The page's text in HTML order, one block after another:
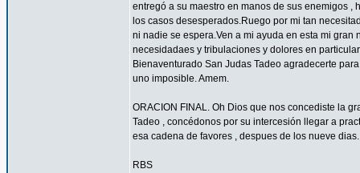
entregó a su maestro en manos de sus enemigos
los casos desesperados.Ruego por mi tan
ni nadie se espera.Ven a mi ayuda en esta mi
necesidadaes y tribulaciones y dolores en
Bienaventurado San Judas Tadeo agradecerte
uno imposible. Amem.
ORACION FINAL. Oh Dios que nos concediste la
Tadeo , concédonos por su intercesión llegar a
esa cadena de favores , despues de los nueve dias.
RBS